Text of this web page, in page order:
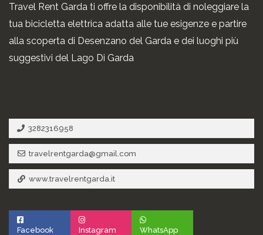
Travel Rent Garda ti offre la disponibilità di noleggiare la
tua bicicletta elettrica adatta alle tue esigenze e partire
alla scoperta di Desenzano del Garda e dei luoghi più
suggestivi del Lago Di Garda
3282316958
travelrentgarda@gmail.com
www.travelrentgarda.it
Facebook Instagram WhatsApp